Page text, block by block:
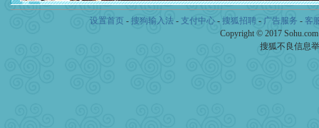
颜！冬去春来似水如烟，
道一声平安！新年吉祥万事
[春节]
传说薰衣草有四片
片叶子是希望，第三片叶
送你一棵薰衣草，愿你新年
设置首页 - 搜狗输入法 - 支付中心- 搜狐招聘- 广告服务 - 客
Copyright © 2017
搜狐不良信息